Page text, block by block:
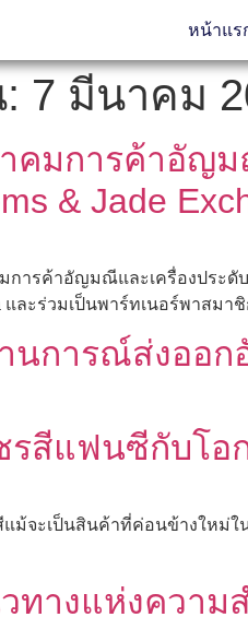
หน้าแร
7 มีนาคม
คมการค้าอัญม
& Jade
การค้าอัญมณีและเครื่องประดับอ
และร่วมเป็นพาร์ทเนอร์พาสมาชิ
นการณ์ส่งออก
รสีแฟนซีกับโอ
แม้จะเป็นสินค้าที่ค่อนข้างใหม่ใ
ทางแห่งความ